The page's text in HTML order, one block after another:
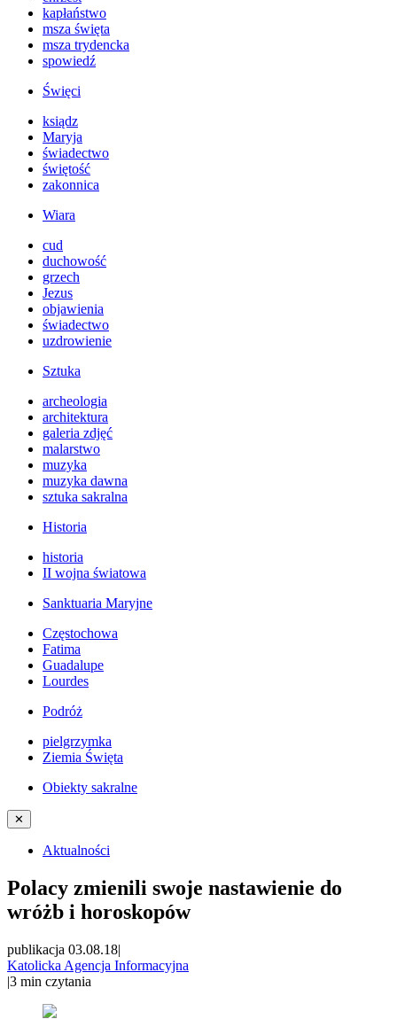
kapłaństwo
msza święta
msza trydencka
spowiedź
Święci
ksiądz
Maryja
świadectwo
świętość
zakonnica
Wiara
cud
duchowość
grzech
Jezus
objawienia
świadectwo
uzdrowienie
Sztuka
archeologia
architektura
galeria zdjęć
malarstwo
muzyka
muzyka dawna
sztuka sakralna
Historia
historia
II wojna światowa
Sanktuaria Maryjne
Częstochowa
Fatima
Guadalupe
Lourdes
Podróż
pielgrzymka
Ziemia Święta
Obiekty sakralne
✕
Aktualności
Polacy zmienili swoje nastawienie do
wróżb i horoskopów
publikacja 03.08.18|
Katolicka Agencja Informacyjna
|3 min czytania